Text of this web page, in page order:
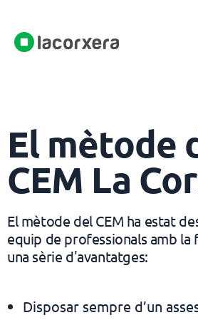
El mètode
CEM La
El mètode del CEM ha estat
equip de professionals amb la
una sèrie d'avantatges:
Disposar sempre d’un